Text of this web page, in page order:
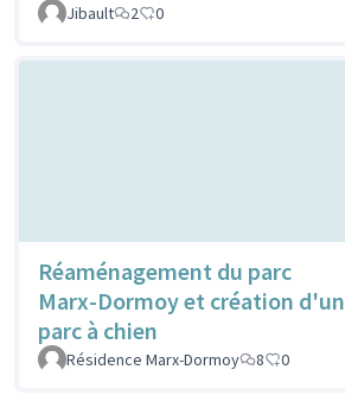
Jibault 2 0
Réaménagement du parc
Marx-Dormoy et création d'un
parc à chien
Résidence Marx-Dormoy 8 0